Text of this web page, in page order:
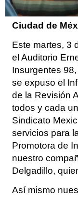
Ciudad de
Este martes, 3
el Auditorio
Insurgentes
se expuso el
de la Revisión
todos y cada
Sindicato
servicios para
Promotora de
nuestro
Delgadillo,
Así mismo